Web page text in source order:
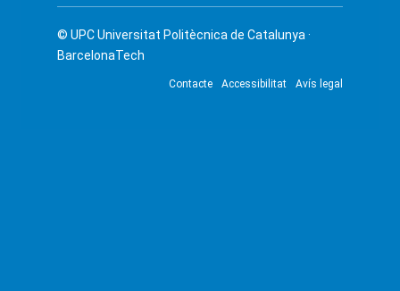
© UPCUniversitat Politècnica de Catalunya ·
BarcelonaTech
Contacte Accessibilitat Avís legal